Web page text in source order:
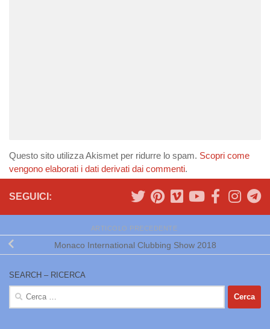
Questo sito utilizza Akismet per ridurre lo spam. Scopri come
vengono elaborati i dati derivati dai commenti.
SEGUICI:
ARTICOLO PRECEDENTE
Monaco International Clubbing Show 2018
SEARCH – RICERCA
Ricerca